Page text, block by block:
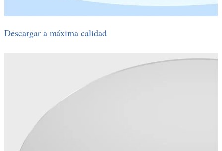
Descargar a máxima calidad